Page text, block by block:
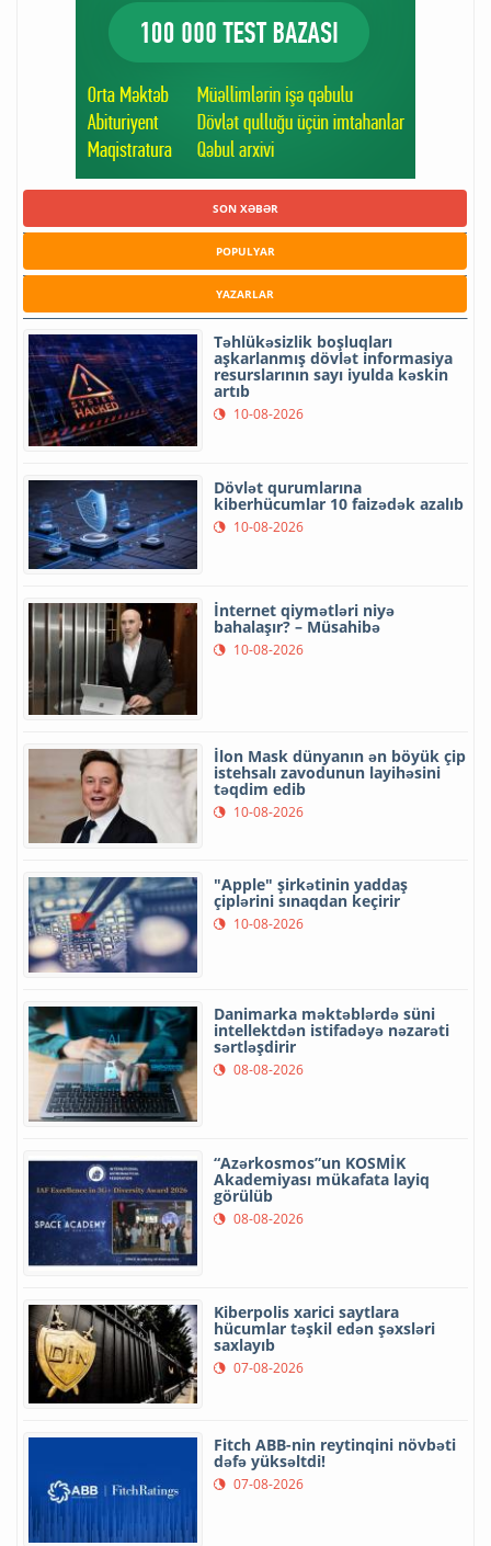
SON XƏBƏR
POPULYAR
YAZARLAR
Təhlükəsizlik boşluqları
aşkarlanmış dövlət informasiya
resurslarının sayı iyulda kəskin
artıb
10-08-2026
Dövlət qurumlarına
kiberhücumlar 10 faizədək azalıb
10-08-2026
İnternet qiymətləri niyə
bahalaşır? – Müsahibə
10-08-2026
İlon Mask dünyanın ən böyük çip
istehsalı zavodunun layihəsini
təqdim edib
10-08-2026
"Apple" şirkətinin yaddaş
çiplərini sınaqdan keçirir
10-08-2026
Danimarka məktəblərdə süni
intellektdən istifadəyə nəzarəti
sərtləşdirir
08-08-2026
“Azərkosmos”un KOSMİK
Akademiyası mükafata layiq
görülüb
08-08-2026
Kiberpolis xarici saytlara
hücumlar təşkil edən şəxsləri
saxlayıb
07-08-2026
Fitch ABB-nin reytinqini növbəti
dəfə yüksəltdi!
07-08-2026